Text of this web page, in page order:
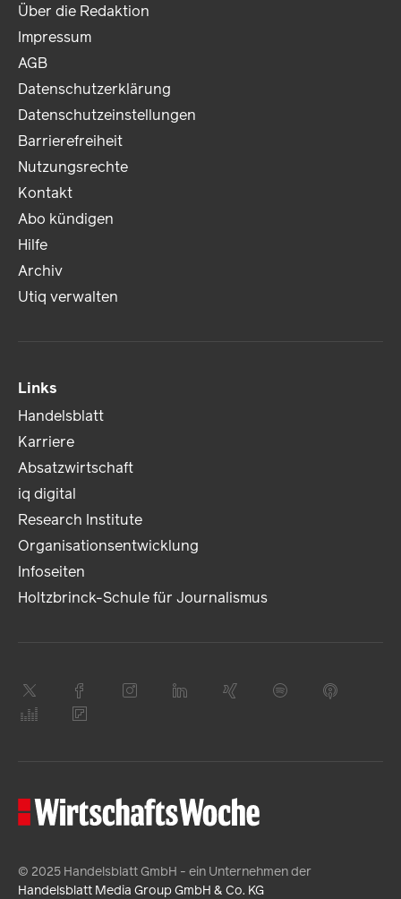
Über die Redaktion
Impressum
AGB
Datenschutzerklärung
Datenschutzeinstellungen
Barrierefreiheit
Nutzungsrechte
Kontakt
Abo kündigen
Hilfe
Archiv
Utiq verwalten
Links
Handelsblatt
Karriere
Absatzwirtschaft
iq digital
Research Institute
Organisationsentwicklung
Infoseiten
Holtzbrinck-Schule für Journalismus
© 2025 Handelsblatt GmbH - ein Unternehmen der
Handelsblatt Media Group GmbH & Co. KG